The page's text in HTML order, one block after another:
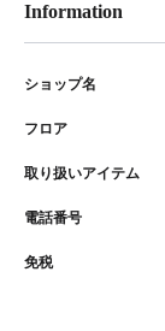
Information
ショップ名
フロア
取り扱いアイテム
電話番号
免税